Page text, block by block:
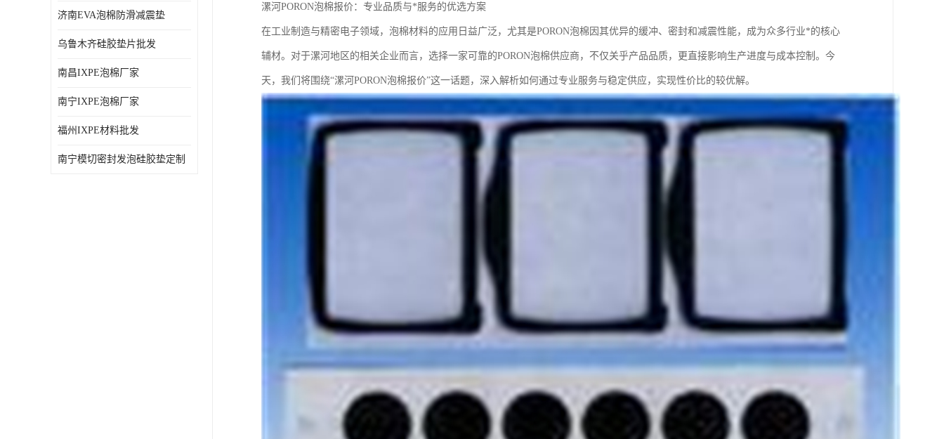
济南EVA泡棉防滑减震垫
乌鲁木齐硅胶垫片批发
南昌IXPE泡棉厂家
南宁IXPE泡棉厂家
福州IXPE材料批发
南宁模切密封发泡硅胶垫定制
漯河PORON泡棉报价：专业品质与*服务的优选方案
在工业制造与精密电子领域，泡棉材料的应用日益广泛，尤其是PORON泡棉因其优异的缓冲、密封和减震性能，成为众多行业*的核心
辅材。对于漯河地区的相关企业而言，选择一家可靠的PORON泡棉供应商，不仅关乎产品品质，更直接影响生产进度与成本控制。今
天，我们将围绕“漯河PORON泡棉报价”这一话题，深入解析如何通过专业服务与稳定供应，实现性价比的较优解。